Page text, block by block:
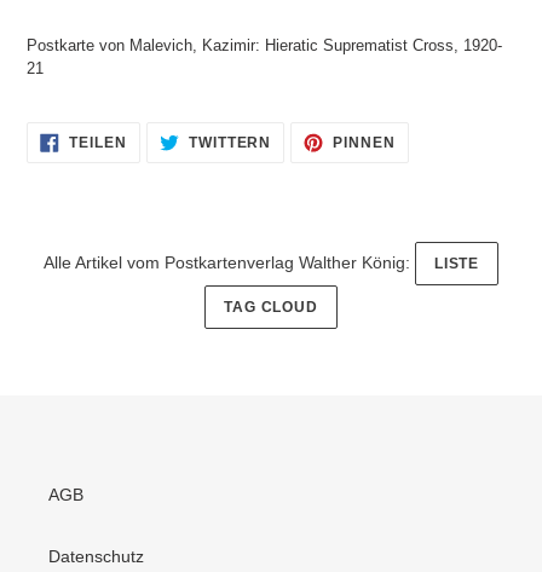
Postkarte von Malevich, Kazimir: Hieratic Suprematist Cross, 1920-
21
TEILEN
FACEBOOK
TWITTERN AUF
TWITTER
PINNEN
Alle Artikel vom Postkartenverlag Walther König: LISTE
TAG CLOUD
AGB
Datenschutz